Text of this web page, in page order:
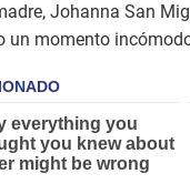
Johanna San
un momento